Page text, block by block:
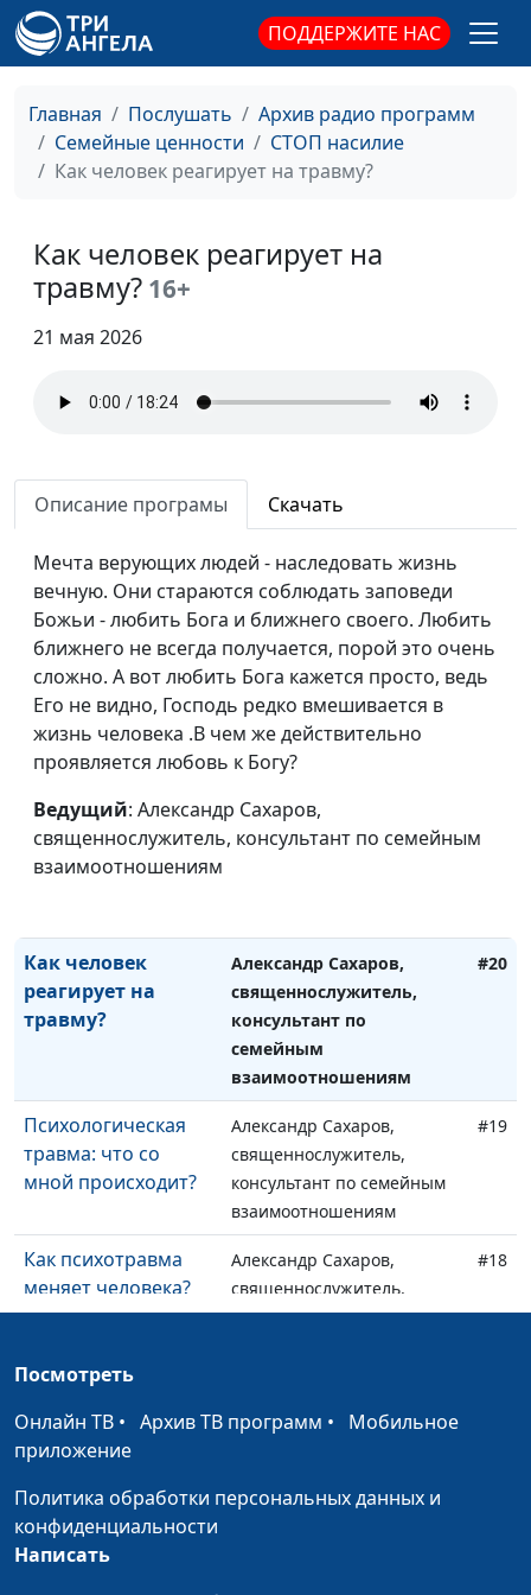
ПОДДЕРЖИТЕ НАС
Главная Послушать
Архив радио программ
Семейные ценности
СТОП насилие
Как человек реагирует на травму?
Как человек реагирует на
травму? 16+
21 мая 2026
Описание програмы Скачать
Мечта верующих людей - наследовать жизнь
вечную. Они стараются соблюдать заповеди
Божьи - любить Бога и ближнего своего. Любить
ближнего не всегда получается, порой это очень
сложно. А вот любить Бога кажется просто, ведь
Его не видно, Господь редко вмешивается в
жизнь человека .В чем же действительно
проявляется любовь к Богу?
Ведущий: Александр Сахаров,
священнослужитель, консультант по семейным
взаимоотношениям
ребенка от
психологической
священнослужитель,
консультант по семейным
Психотравма: как
понять, что
ребенок был
травмирован?
Александр Сахаров,
священнослужитель,
консультант по семейным
Здоровая
вернуть?
последствия
консультант по семейным
взаимоотношениям
Почему мы не
помним
психологическую
травму?
Александр Сахаров,
священнослужитель,
консультант по семейным
взаимоотношениям
Как не нужно
справляться с
психологической
травмой?
Александр Сахаров,
священнослужитель,
консультант по семейным
взаимоотношениям
Как понять, что у
вас ПТСР?
Александр Сахаров,
священнослужитель,
#21
Как человек
реагирует на
травму?
Александр Сахаров,
священнослужитель,
консультант по
семейным
взаимоотношениям
#20
Психологическая
травма: что со
мной происходит?
Александр Сахаров,
священнослужитель,
консультант по семейным
взаимоотношениям
#19
Как психотравма
меняет человека?
Александр Сахаров,
священнослужитель,
консультант по семейным
#18
Как полюбить себя
после
травмирующих
священнослужитель,
Идеальный брак по
библейским
Посмотреть
Онлайн ТВ • Архив ТВ программ • Мобильное
приложение
Политика обработки персональных данных и
конфиденциальности
Написать